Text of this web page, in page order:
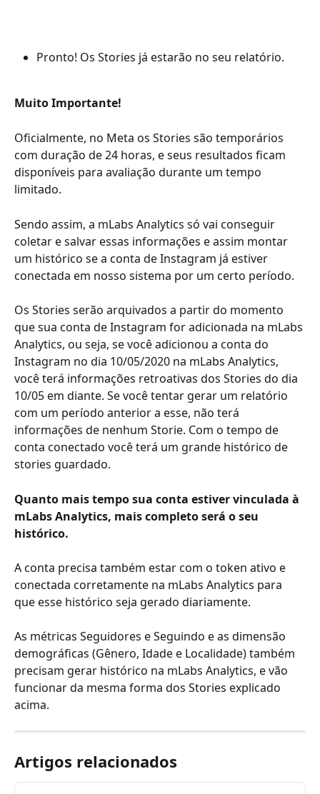
Pronto! Os Stories já estarão no seu relatório.
Muito Importante!
Oficialmente, no Meta os Stories são temporários
com duração de 24 horas, e seus resultados ficam
disponíveis para avaliação durante um tempo
limitado.
Sendo assim, a mLabs Analytics só vai conseguir
coletar e salvar essas informações e assim montar
um histórico se a conta de Instagram já estiver
conectada em nosso sistema por um certo período.
Os Stories serão arquivados a partir do momento
que sua conta de Instagram for adicionada na mLabs
Analytics, ou seja, se você adicionou a conta do
Instagram no dia 10/05/2020 na mLabs Analytics,
você terá informações retroativas dos Stories do dia
10/05 em diante. Se você tentar gerar um relatório
com um período anterior a esse, não terá
informações de nenhum Storie. Com o tempo de
conta conectado você terá um grande histórico de
stories guardado.
Quanto mais tempo sua conta estiver vinculada à
mLabs Analytics, mais completo será o seu
histórico.
A conta precisa também estar com o token ativo e
conectada corretamente na mLabs Analytics para
que esse histórico seja gerado diariamente.
As métricas Seguidores e Seguindo e as dimensão
demográficas (Gênero, Idade e Localidade) também
precisam gerar histórico na mLabs Analytics, e vão
funcionar da mesma forma dos Stories explicado
acima.
Artigos relacionados